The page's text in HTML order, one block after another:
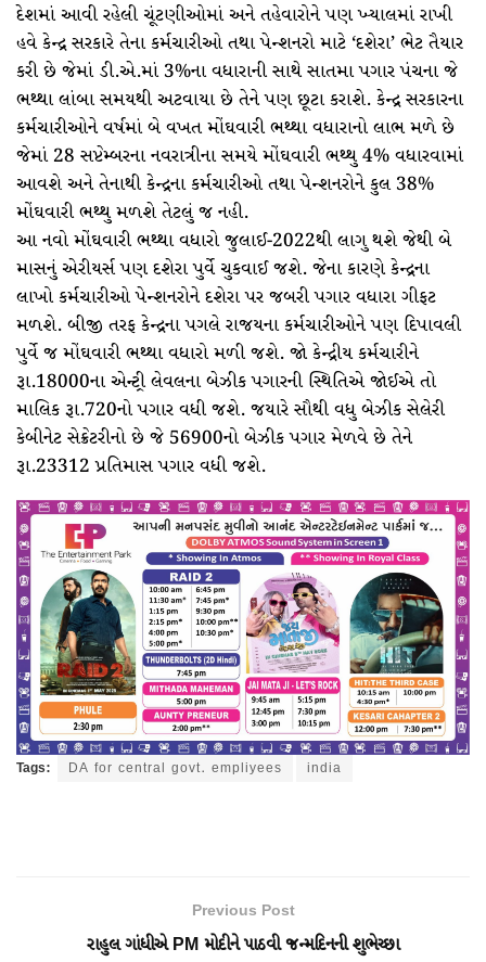
દેશમાં આવી રહેલી ચૂંટણીઓમાં અને તહેવારોને પણ ખ્યાલમાં રાખી
હવે કેન્દ્ર સરકારે તેના કર્મચારીઓ તથા પેન્શનરો માટે ‘દશેરા’ ભેટ તૈયાર
કરી છે જેમાં ડી.એ.માં 3%ના વધારાની સાથે સાતમા પગાર પંચના જે
ભથ્થા લાંબા સમયથી અટવાયા છે તેને પણ છૂટા કરાશે. કેન્દ્ર સરકારના
કર્મચારીઓને વર્ષમાં બે વખત મોંઘવારી ભથ્થા વધારાનો લાભ મળે છે
જેમાં 28 સપ્ટેમ્બરના નવરાત્રીના સમયે મોંઘવારી ભથ્થુ 4% વધારવામાં
આવશે અને તેનાથી કેન્દ્રના કર્મચારીઓ તથા પેન્શનરોને કુલ 38%
મોંઘવારી ભથ્થુ મળશે તેટલું જ નહી.
આ નવો મોંઘવારી ભથ્થા વધારો જુલાઈ-2022થી લાગુ થશે જેથી બે
માસનું એરીયર્સ પણ દશેરા પુર્વે ચુકવાઈ જશે. જેના કારણે કેન્દ્રના
લાખો કર્મચારીઓ પેન્શનરોને દશેરા પર જબરી પગાર વધારા ગીફટ
મળશે. બીજી તરફ કેન્દ્રના પગલે રાજયના કર્મચારીઓને પણ દિપાવલી
પુર્વે જ મોંઘવારી ભથ્થા વધારો મળી જશે. જો કેન્દ્રીય કર્મચારીને
રૂા.18000ના એન્ટ્રી લેવલના બેઝીક પગારની સ્થિતિએ જોઈએ તો
માલિક રૂા.720નો પગાર વધી જશે. જયારે સૌથી વધુ બેઝીક સેલેરી
કેબીનેટ સેક્રેટરીનો છે જે 56900નો બેઝીક પગાર મેળવે છે તેને
રૂા.23312 પ્રતિમાસ પગાર વધી જશે.
Tags: DA for central govt. empliyees india
Previous Post
રાહુલ ગાંધીએ PM મોદીને પાઠવી જન્મદિનની શુભેચ્છા